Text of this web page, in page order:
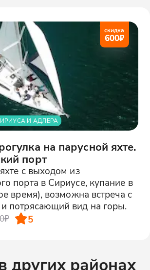
скидка
600₽
И АДЛЕРА
на парусной яхте.
порт
с выходом из
порта в Сириусе, купание в
время), возможна встреча с
потрясающий вид на горы.
5
других районах